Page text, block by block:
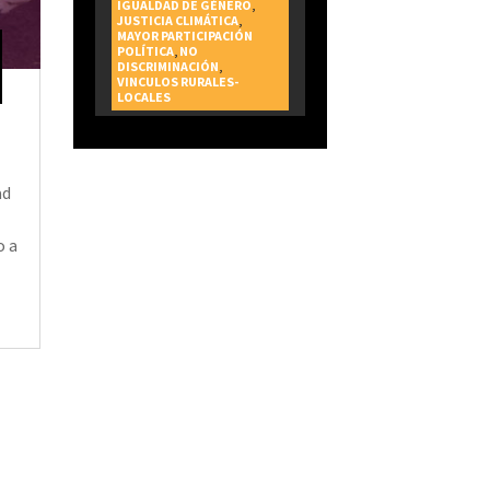
a
Ciudad
IGUALDAD DE GÉNERO
JUSTICIA CLIMÁTICA
MAYOR PARTICIPACIÓN
POLÍTICA NO
DISCRIMINACIÓN
VINCULOS RURALES-
LOCALES